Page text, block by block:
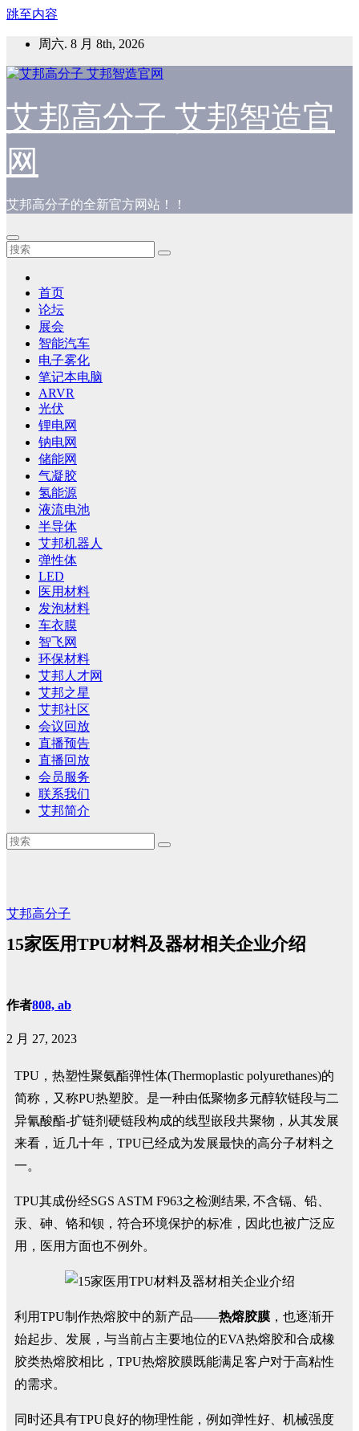
跳至内容
周六. 8 月 8th, 2026
艾邦高分子 艾邦智造官
网
艾邦高分子的全新官方网站！！
首页
论坛
展会
智能汽车
电子雾化
笔记本电脑
ARVR
光伏
锂电网
钠电网
储能网
气凝胶
氢能源
液流电池
半导体
艾邦机器人
弹性体
LED
医用材料
发泡材料
车衣膜
智飞网
环保材料
艾邦人才网
艾邦之星
艾邦社区
会议回放
直播预告
直播回放
会员服务
联系我们
艾邦简介
艾邦高分子
15家医用TPU材料及器材相关企业介绍
作者808, ab
2 月 27, 2023
TPU，热塑性聚氨酯弹性体(Thermoplastic polyurethanes)的
简称，又称PU热塑胶。是一种由低聚物多元醇软链段与二
异氰酸酯-扩链剂硬链段构成的线型嵌段共聚物，从其发展
来看，近几十年，TPU已经成为发展最快的高分子材料之
一。
TPU其成份经SGS ASTM F963之检测结果, 不含镉、铅、
汞、砷、铬和钡，符合环境保护的标准，因此也被广泛应
用，医用方面也不例外。
利用TPU制作热熔胶中的新产品——热熔胶膜 ，也逐渐开
始起步、发展，与当前占主要地位的EVA热熔胶和合成橡
胶类热熔胶相比，TPU热熔胶膜既能满足客户对于高粘性
的需求。
同时还具有TPU良好的物理性能，例如弹性好、机械强度